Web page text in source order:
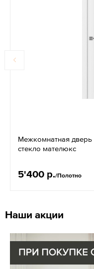
Межкомнатная дверь
стекло мателюкс
5'400 р./Полотно
Наши акции